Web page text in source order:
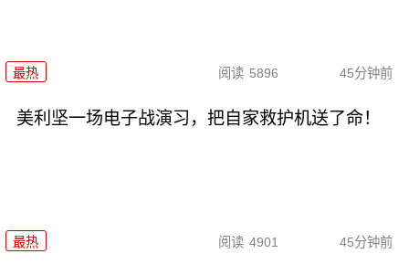
最热 阅读 5896 45分钟前
美利坚一场电子战演习，把自家救护机送了命！
最热 阅读 4901 45分钟前